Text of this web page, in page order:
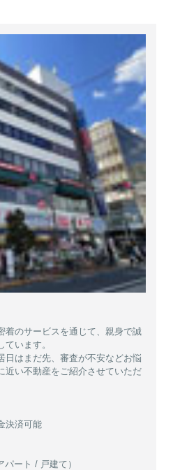
着のサービスを通じて、親身で誠
います。
日はまだ先、審査が不安などお悩
近い不動産をご紹介させていただ
決済可能
パート / 戸建て）